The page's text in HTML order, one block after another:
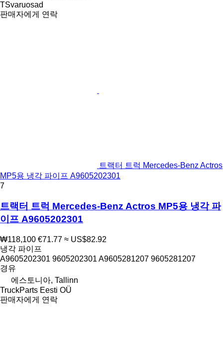
TSvaruosad
판매자에게 연락
트랙터 트럭 Mercedes-Benz Actros
MP5용 냉각 파이프 A9605202301
7
트랙터 트럭 Mercedes-Benz Actros MP5용 냉각 파
이프 A9605202301
₩118,100 €71.77 ≈ US$82.92
냉각 파이프
A9605202301 9605202301 A9605281207 9605281207
경유
에스토니아, Tallinn
TruckParts Eesti OÜ
판매자에게 연락